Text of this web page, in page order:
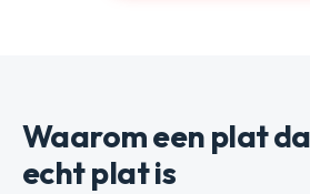
Waarom een plat
echt plat is